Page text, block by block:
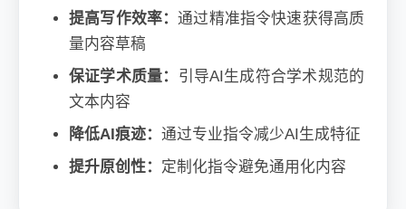
提高写作效率：通过精准指令快速获得高质
量内容草稿
保证学术质量： 引导AI生成符合学术规范的
文本内容
降低AI痕迹： 通过专业指令减少AI生成特征
提升原创性： 定制化指令避免通用化内容